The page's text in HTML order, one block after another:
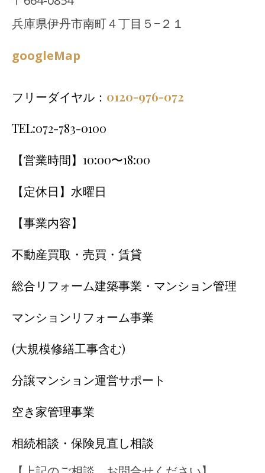
兵庫県伊丹市南町４丁目５−２１
googleMap
フリーダイヤル： 0120-976-072
TEL:072-783-0100
【営業時間】10:00〜18:00
【定休日】水曜日
【事業内容】
不動産買取・売買・賃貸
総合リフォーム建築事業・マンション管理
マンションリフォーム事業
(大規模修繕工事含む)
分譲マンション運営サポート
空き家管理事業
相続相談・保険見直し相談